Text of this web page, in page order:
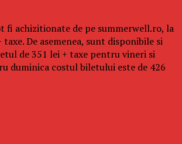
fi achizitionate de pe summerwell.ro, la
De asemenea, sunt disponibile si
de 351 lei + taxe pentru vineri si
duminica costul biletului este de 426